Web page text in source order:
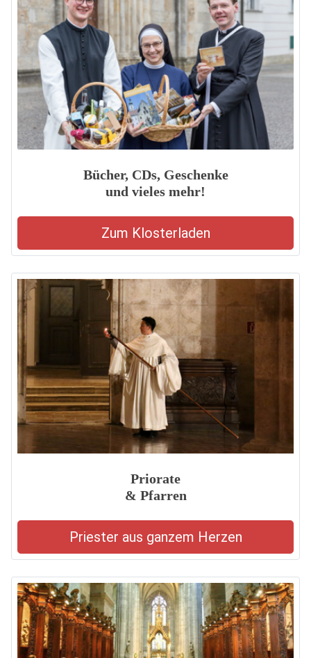
Bücher, CDs, Geschenke
und vieles mehr!
Zum Klosterladen
Priorate
& Pfarren
Priester aus ganzem Herzen